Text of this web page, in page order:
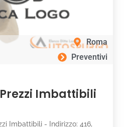
Roma
Preventivi
Imbattibili
Imbattibili - Indirizzo: 416,